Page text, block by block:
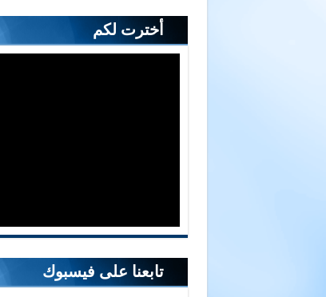
أخترت لكم
تابعنا على فيسبوك